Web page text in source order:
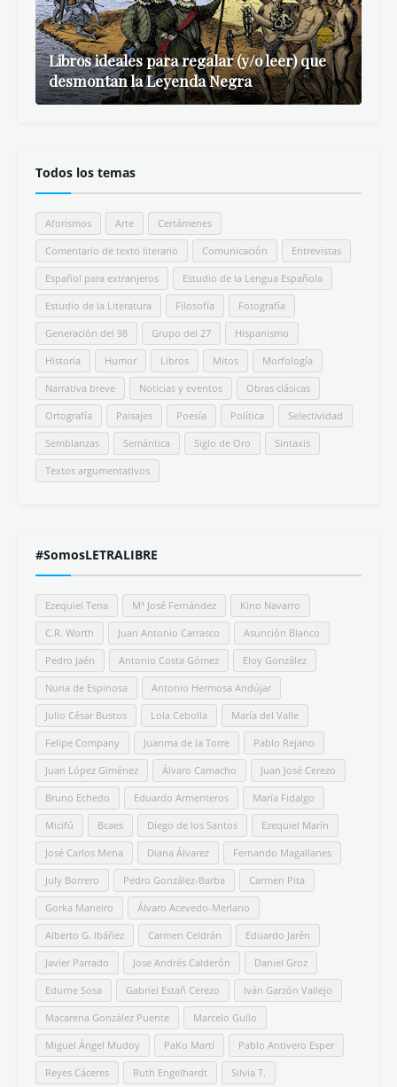
Libros ideales para regalar (y/o leer) que
desmontan la Leyenda Negra
Todos los temas
Aforismos Arte Certámenes
Comentario de texto literario Comunicación Entrevistas
Español para extranjeros Estudio de la Lengua Española
Estudio de la Literatura Filosofía Fotografía
Generación del 98 Grupo del 27 Hispanismo
Historia Humor Libros Mitos Morfología
Narrativa breve Noticias y eventos Obras clásicas
Ortografía Paisajes Poesía Política Selectividad
Semblanzas Semántica Siglo de Oro Sintaxis
Textos argumentativos
#SomosLETRALIBRE
Ezequiel Tena Mª José Fernández Kino Navarro
C.R. Worth Juan Antonio Carrasco Asunción Blanco
Pedro Jaén Antonio Costa Gómez Eloy González
Nuria de Espinosa Antonio Hermosa Andújar
Julio César Bustos Lola Cebolla María del Valle
Felipe Company Juanma de la Torre Pablo Rejano
Juan López Giménez Álvaro Camacho Juan José Cerezo
Bruno Echedo Eduardo Armenteros María Fidalgo
Micifú Bcaes Diego de los Santos Ezequiel Marín
José Carlos Mena Diana Álvarez Fernando Magallanes
July Borrero Pedro González-Barba Carmen Pita
Gorka Maneiro Álvaro Acevedo-Merlano
Alberto G. Ibáñez Carmen Celdrán Eduardo Jarén
Javier Parrado Jose Andrés Calderón Daniel Groz
Edurne Sosa Gabriel Estañ Cerezo Iván Garzón Vallejo
Macarena González Puente Marcelo Gullo
Miguel Ángel Mudoy PaKo Martí Pablo Antivero Esper
Reyes Cáceres Ruth Engelhardt Silvia T.